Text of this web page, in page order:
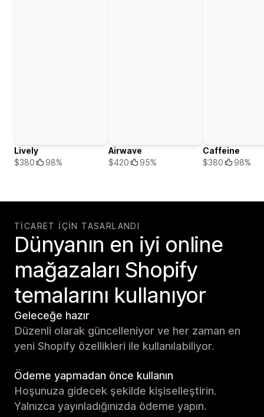
Lively
$380
98%
Airwave
$420
95%
Caffeine
$380
98%
TICARET IÇIN TASARLANDI
Dünyanın en iyi online
mağazaları Shopify
temalarını kullanıyor
Geleceğe hazır
Düzenli olarak güncelleniyor ve her zaman en
yeni Shopify özellikleri ile kullanılabiliyor.
Ödeme yapmadan önce kullanın
Hoşunuza gidecek şekilde kişiselleştirin.
Yalnızca yayınladığınızda ödeme yapın.